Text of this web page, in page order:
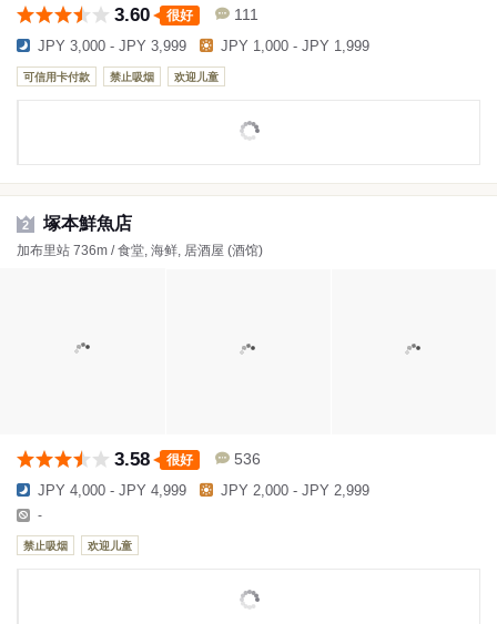
3.60 很好 111
JPY 3,000 - JPY 3,999 JPY 1,000 - JPY 1,999
可信用卡付款 禁止吸烟 欢迎儿童
2 塚本鮮魚店
加布里站 736m / 食堂, 海鲜, 居酒屋 (酒馆)
3.58 很好 536
JPY 4,000 - JPY 4,999 JPY 2,000 - JPY 2,999
-
禁止吸烟 欢迎儿童